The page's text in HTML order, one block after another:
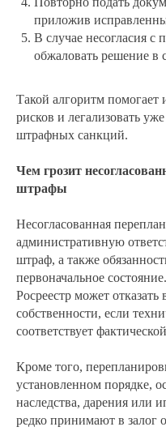
приложив
В случае несогласия
обжаловать решение в
Такой алгоритм помогает
рисков и легализовать
штрафных санкций.
Чем грозит
штрафы
Несогласованная
административную
штраф, а также
первоначальное
Росреестр может отказать
собственности, если
соответствует
Кроме того,
установленном порядке,
наследства, дарения или
редко принимают в залог